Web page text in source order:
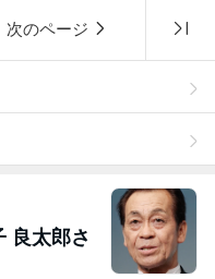
次のページ
良太郎さ